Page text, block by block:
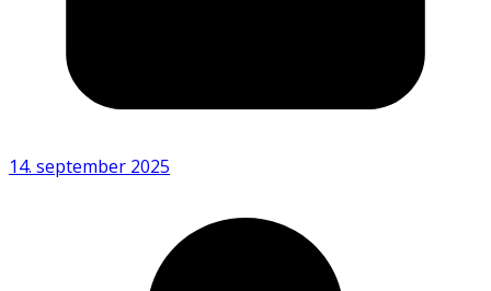
14. september 2025